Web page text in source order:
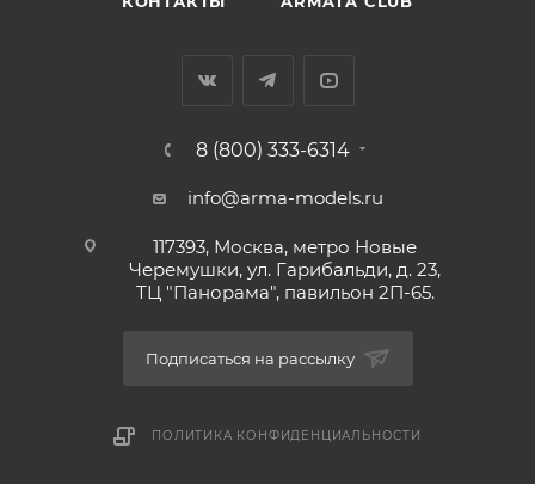
8 (800) 333-6314
info@arma-models.ru
117393, Москва, метро Новые
Черемушки, ул. Гарибальди, д. 23,
ТЦ "Панорама", павильон 2П-65.
Подписаться на рассылку
ПОЛИТИКА КОНФИДЕНЦИАЛЬНОСТИ